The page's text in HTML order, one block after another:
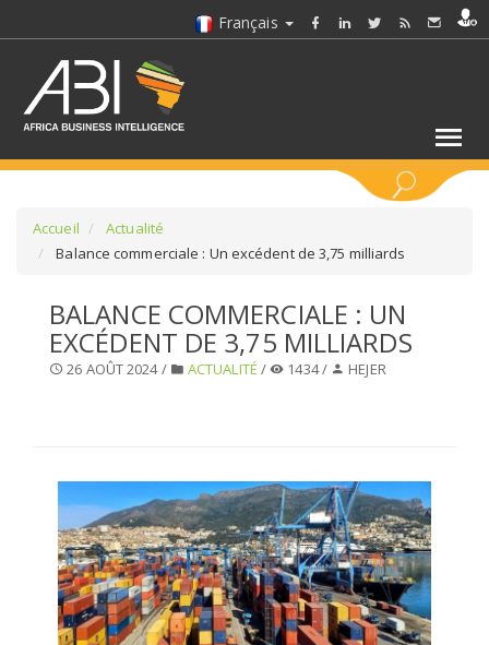
Français
SÉLECTIONNEZ UN DOSSIER
SÉLECTIONNEZ UN/DES PAYS
Accueil
Actualité
Balance commerciale : Un excédent de 3,75 milliards
BALANCE COMMERCIALE : UN
EXCÉDENT DE 3,75 MILLIARDS
26 AOÛT 2024 / ACTUALITÉ / 1434 / HEJER